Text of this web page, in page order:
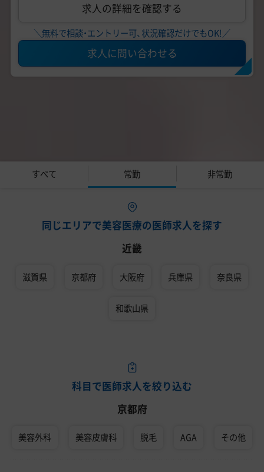
求人の詳細を確認する
＼無料で相談・エントリー可、状況確認だけでもOK!／
求人に問い合わせる
すべて 常勤 非常勤
同じエリアで美容医療の医師求人を探す
近畿
滋賀県 京都府 大阪府 兵庫県 奈良県
和歌山県
科目で医師求人を絞り込む
京都府
美容外科 美容皮膚科 脱毛 AGA その他